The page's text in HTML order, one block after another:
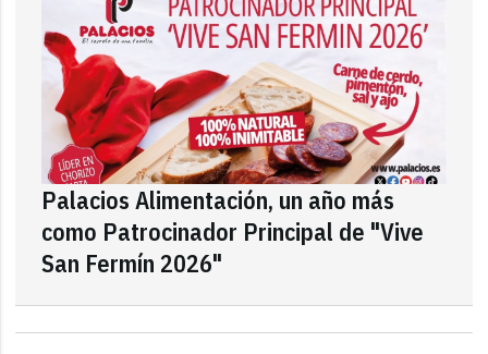
Palacios Alimentación, un año más
como Patrocinador Principal de "Vive
San Fermín 2026"